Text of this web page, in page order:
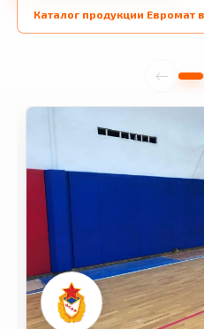
Каталог продукции Евромат